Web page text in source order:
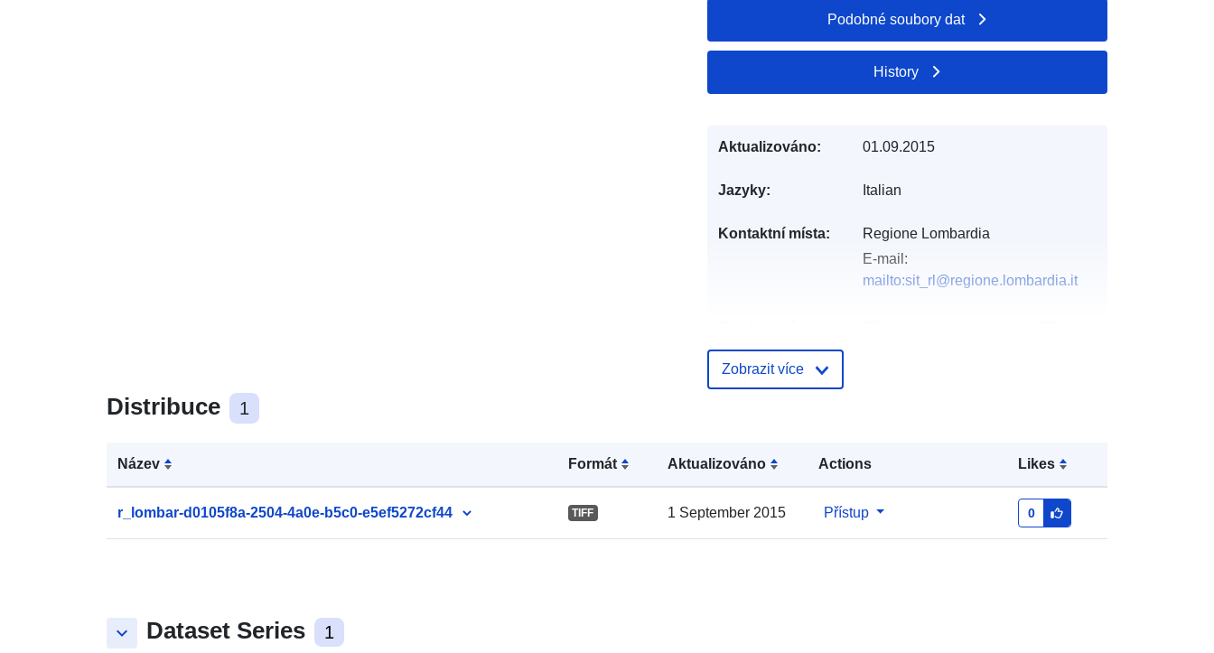
Distribuce 1
Název Formát Aktualizováno Actions Likes
r_lombar-d0105f8a-2504-4a0e-b5c0-e5ef5272cf44 TIFF 1 September 2015 Přístup 0
keyboard_arrow_down Dataset Series 1
Podobné soubory dat
History
Aktualizováno: 01.09.2015
Jazyky: Italian
Kontaktní místa:
Regione Lombardia
E-mail:
mailto:sit_rl@regione.lombardia.it
záznam:
], [ 11.51704, 48.8325169 ], [
11.51704, 46.5981169 ], [ 8.68288,
46.5981169 ], [ 8.68288,
Zobrazit více